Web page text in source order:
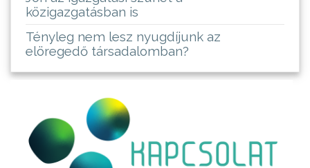
közigazgatásban is
Tényleg nem lesz nyugdíjunk az
elöregedő társadalomban?